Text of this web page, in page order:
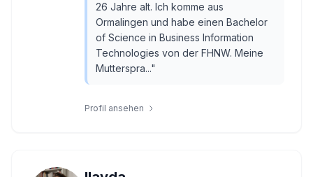
26 Jahre alt. Ich komme aus
Ormalingen und habe einen Bachelor
of Science in Business Information
Technologies von der FHNW. Meine
Mutterspra..."
Profil ansehen